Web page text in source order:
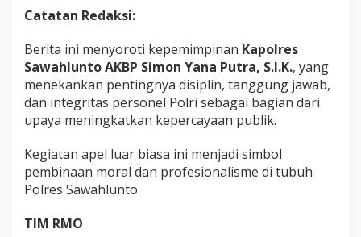
Catatan Redaksi:
Berita ini menyoroti kepemimpinan Kapolres
Sawahlunto AKBP Simon Yana Putra, S.I.K., yang
menekankan pentingnya disiplin, tanggung jawab,
dan integritas personel Polri sebagai bagian dari
upaya meningkatkan kepercayaan publik.
Kegiatan apel luar biasa ini menjadi simbol
pembinaan moral dan profesionalisme di tubuh
Polres Sawahlunto.
TIM RMO